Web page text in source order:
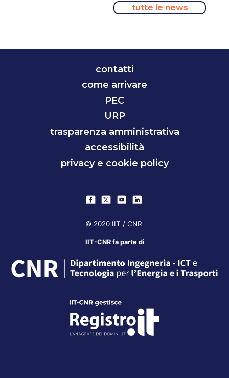
tutte le news
contatti
come arrivare
PEC
URP
trasparenza amministrativa
accessibilità
privacy e cookie policy
© 2020 IIT / CNR
IIT-CNR fa parte di